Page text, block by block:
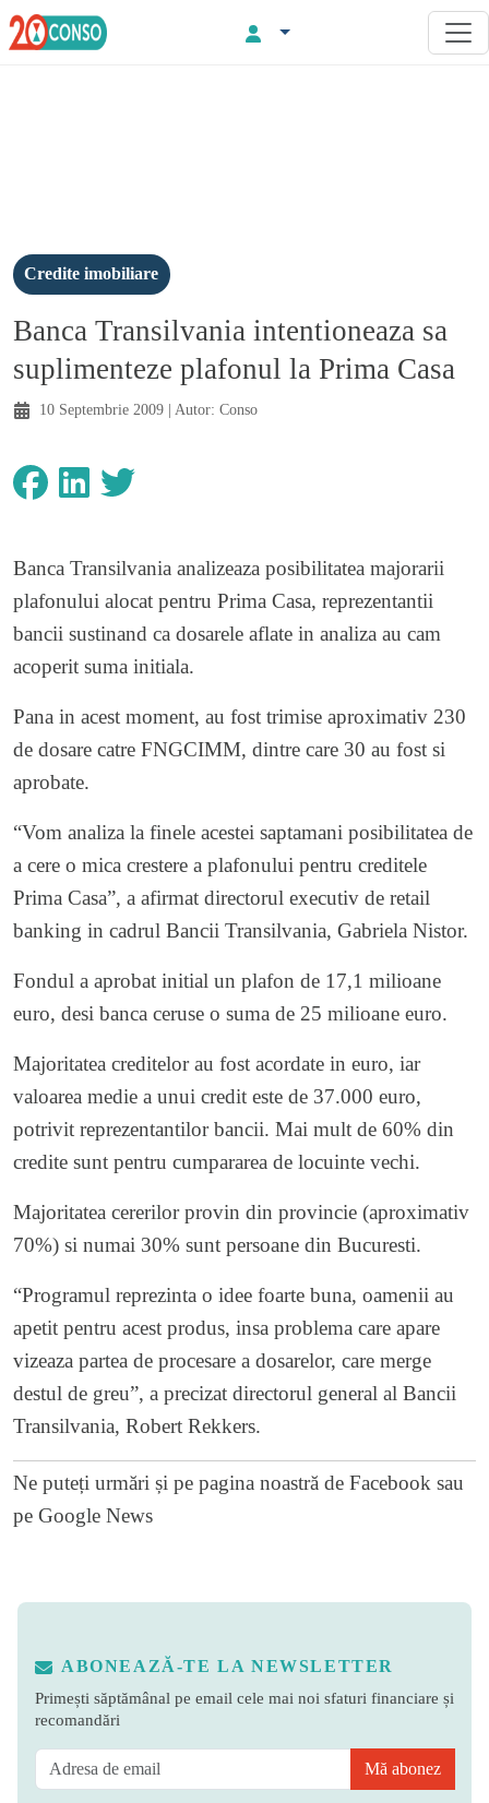
Credite imobiliare
Banca Transilvania intentioneaza sa
suplimenteze plafonul la Prima Casa
10 Septembrie 2009 | Autor: Conso
Banca Transilvania analizeaza posibilitatea majorarii
plafonului alocat pentru Prima Casa, reprezentantii
bancii sustinand ca dosarele aflate in analiza au cam
acoperit suma initiala.
Pana in acest moment, au fost trimise aproximativ 230
de dosare catre FNGCIMM, dintre care 30 au fost si
aprobate.
“Vom analiza la finele acestei saptamani posibilitatea de
a cere o mica crestere a plafonului pentru creditele
Prima Casa”, a afirmat directorul executiv de retail
banking in cadrul Bancii Transilvania, Gabriela Nistor.
Fondul a aprobat initial un plafon de 17,1 milioane
euro, desi banca ceruse o suma de 25 milioane euro.
Majoritatea creditelor au fost acordate in euro, iar
valoarea medie a unui credit este de 37.000 euro,
potrivit reprezentantilor bancii. Mai mult de 60% din
credite sunt pentru cumpararea de locuinte vechi.
Majoritatea cererilor provin din provincie (aproximativ
70%) si numai 30% sunt persoane din Bucuresti.
“Programul reprezinta o idee foarte buna, oamenii au
apetit pentru acest produs, insa problema care apare
vizeaza partea de procesare a dosarelor, care merge
destul de greu”, a precizat directorul general al Bancii
Transilvania, Robert Rekkers.
Ne puteți urmări și pe pagina noastră de Facebook sau
pe Google News
ABONEAZĂ-TE LA NEWSLETTER
Primești săptămânal pe email cele mai noi sfaturi financiare și
recomandări
Mă abonez